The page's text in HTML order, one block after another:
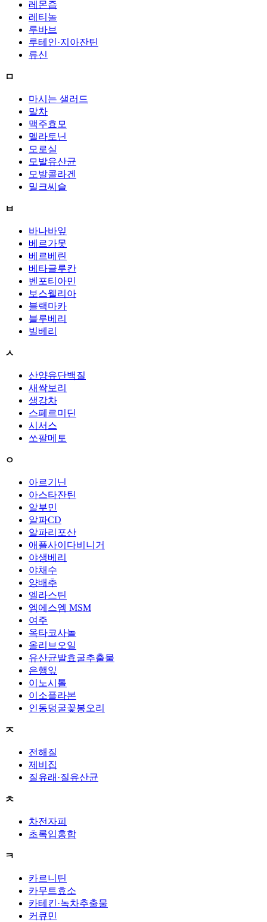
레몬즙
레티놀
루바브
루테인·지아잔틴
류신
ㅁ
마시는 샐러드
말차
맥주효모
멜라토닌
모로실
모발유산균
모발콜라겐
밀크씨슬
ㅂ
바나바잎
베르가못
베르베린
베타글루칸
벤포티아민
보스웰리아
블랙마카
블루베리
빌베리
ㅅ
산양유단백질
새싹보리
생강차
스페르미딘
시서스
쏘팔메토
ㅇ
아르기닌
아스타잔틴
알부민
알파CD
알파리포산
애플사이다비니거
야생베리
야채수
양배추
엘라스틴
엠에스엠 MSM
여주
옥타코사놀
올리브오일
유산균발효굴추출물
은행잎
이노시톨
이소플라본
인동덩굴꽃봉오리
ㅈ
전해질
제비집
질유래·질유산균
ㅊ
차전자피
초록입홍합
ㅋ
카르니틴
카무트효소
카테킨·녹차추출물
커큐민